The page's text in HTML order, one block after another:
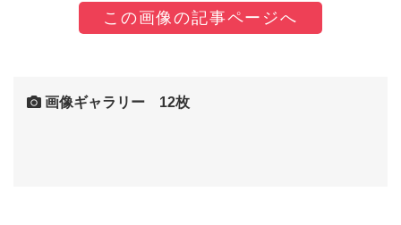
この画像の記事ページへ
画像ギャラリー 12枚